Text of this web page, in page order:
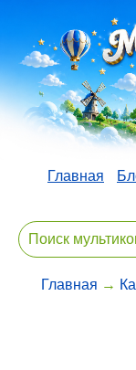
Главная
Главная →